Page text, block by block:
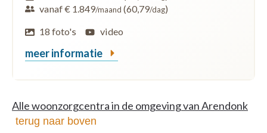
vanaf € 1.849/maand (60,79/dag)
18 foto's
video
meer informatie
Alle woonzorgcentra in de omgeving van Arendonk
terug naar boven